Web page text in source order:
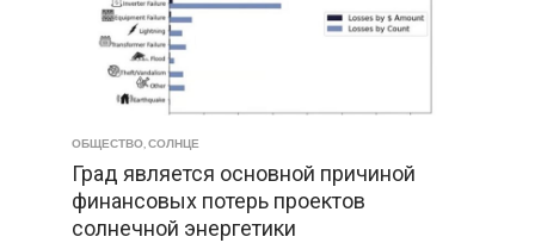
ОБЩЕСТВО СОЛНЦЕ
Град является основной причиной
финансовых потерь проектов
солнечной энергетики